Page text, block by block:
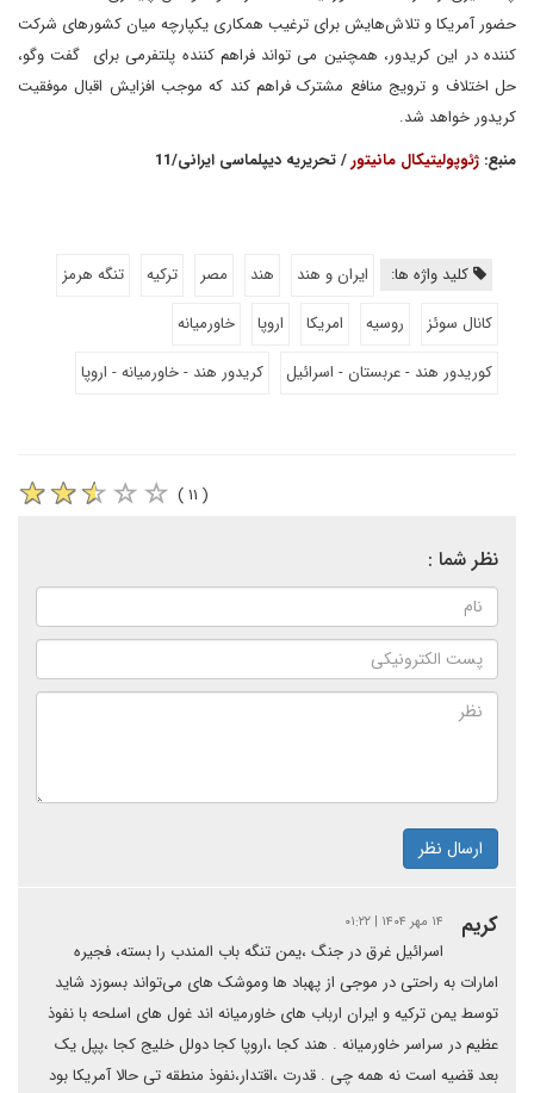
حضور آمریکا و تلاش‌هایش برای ترغیب همکاری یکپارچه میان کشورهای شرکت
کننده در این کریدور، همچنین می تواند فراهم کننده پلتفرمی برای گفت وگو،
حل اختلاف و ترویج منافع مشترک فراهم کند که موجب افزایش اقبال موفقیت
کریدور خواهد شد.
منبع: ژئوپولیتیکال مانیتور/ تحریریه دیپلماسی ایرانی/11
کلید واژه ها: ایران و هند هند مصر ترکیه
تنگه هرمز
کانال سوئز
روسیه امریکا اروپا
خاورمیانه
کوریدور هند - عربستان - اسرائیل
کریدور هند - خاورمیانه - اروپا
( ۱۱ )
نظر شما :
ارسال نظر
کریم ۱۴ مهر ۱۴۰۴ | ۰۱:۲۲
اسرائیل غرق در جنگ ،یمن تنگه باب المندب را بسته، فجیره
امارات به راحتی در موجی از پهباد ها و‌موشک های می‌تواند بسوزد شاید
توسط یمن ترکیه و ایران ارباب های خاورمیانه اند غول های اسلحه با نفوذ
عظیم در سراسر خاورمیانه . هند کجا ،اروپا کجا دولل خلیج کجا ،پپل یک
بعد قضیه است نه همه چی . قدرت ،اقتدار،نفوذ منطقه تی حالا آمریکا بود